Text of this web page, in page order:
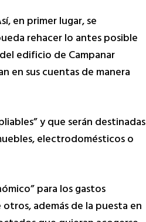
en primer lugar, se
rehacer lo antes posible
edificio de Campanar
en sus cuentas de manera
y que serán destinadas
electrodomésticos o
para los gastos
además de la puesta en